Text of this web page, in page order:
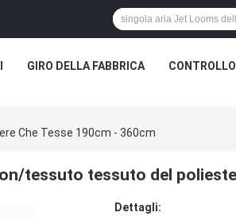
GIRO DELLA FABBRICA
Che Tesse 190cm - 360cm
tessuto tessuto del
Dettagli: